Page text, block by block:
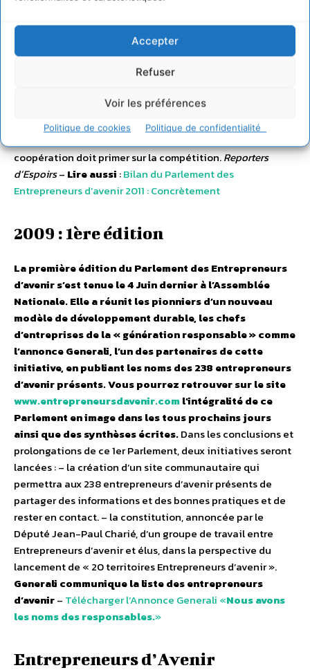
Accepter
Refuser
Voir les préférences
Politique de cookies Politique de confidentialité
aujourd’hui d’encourager les retours d’expérience pour
préciser encore les critères qui déterminent la direction à
suivre. Pour réinventer l’entreprise enfin, un appel à la «
collaboration radicale» a été lancé. Anne-Sophie Novel,
créatrice de la barre d’outils Ecolo-Info, qui facilite l’accès
d’avenir expérimentent des collaborations au sein du
réseau. Des valeurs communes doivent les unir. Ils doivent
coopération doit primer sur la compétition.Reporters
d’Espoirs– Lire aussi :Bilan du Parlement des
Entrepreneurs d’avenir 2011 : Concrètement
2009 : 1ère édition
La première édition du Parlement des Entrepreneurs
d’avenir s’est tenue le 4 Juin dernier à l’Assemblée
Nationale. Elle a réunit les pionniers d’un nouveau
modèle de développement durable, les chefs
d’entreprises de la « génération responsable » comme
l’annonce Generali, l’un des partenaires de cette
initiative, en publiant les noms des 238 entrepreneurs
d’avenir présents. Vous pourrez retrouver sur le site
www.entrepreneursdavenir.coml’intégralité de ce
Parlement en image dans les tous prochains jours
ainsi que des synthèses écrites.Dans les conclusions et
prolongations de ce 1er Parlement, deux initiatives seront
lancées : – la création d’un site communautaire qui
permettra aux 238 entrepreneurs d’avenir présents de
partager des informations et des bonnes pratiques et de
rester en contact. – la constitution, annoncée par le
Député Jean-Paul Charié, d’un groupe de travail entre
Entrepreneurs d’avenir et élus, dans la perspective du
lancement de « 20 territoires Entrepreneurs d’avenir ».
Generali communique la liste des entrepreneurs
d’avenir– Télécharger l’Annonce Generali «Nous avons
les noms des responsables.»
Entrepreneurs d’Avenir